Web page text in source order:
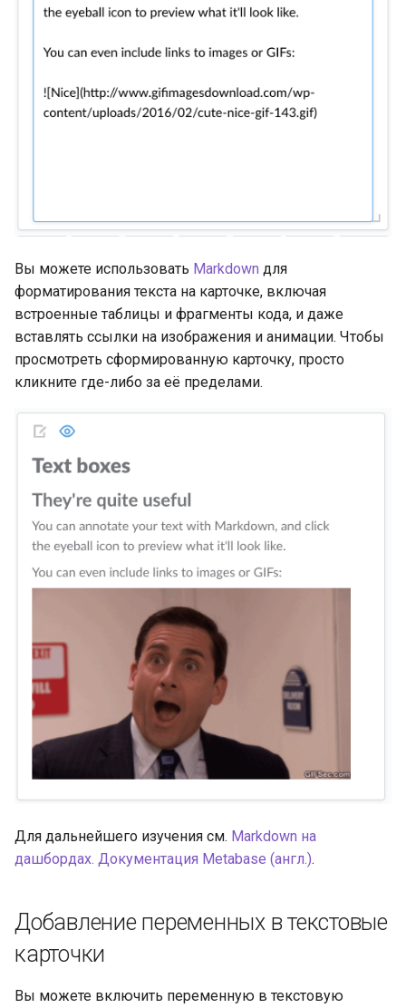
Вы можете использовать Markdown для
форматирования текста на карточке, включая
встроенные таблицы и фрагменты кода, и даже
вставлять ссылки на изображения и анимации. Чтобы
просмотреть сформированную карточку, просто
кликните где-либо за её пределами.
Для дальнейшего изучения см. Markdown на
дашбордах. Документация Metabase (англ.).
Добавление переменных в текстовые
карточки
Вы можете включить переменную в текстовую